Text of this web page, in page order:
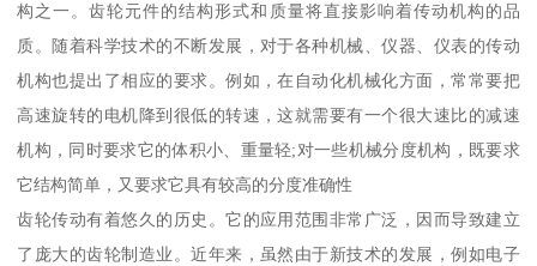
构之一。齿轮元件的结构形式和质量将直接影响着传动机构的品
质。随着科学技术的不断发展，对于各种机械、仪器、仪表的传动
机构也提出了相应的要求。例如，在自动化机械化方面，常常要把
高速旋转的电机降到很低的转速，这就需要有一个很大速比的减速
机构，同时要求它的体积小、重量轻;对一些机械分度机构，既要求
它结构简单，又要求它具有较高的分度准确性
齿轮传动有着悠久的历史。它的应用范围非常广泛，因而导致建立
了庞大的齿轮制造业。近年来，虽然由于新技术的发展，例如电子